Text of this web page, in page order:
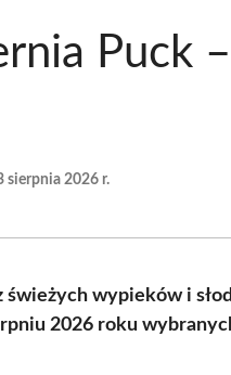
Puck
sierpnia 2026 r.
świeżych wypieków i
2026 roku